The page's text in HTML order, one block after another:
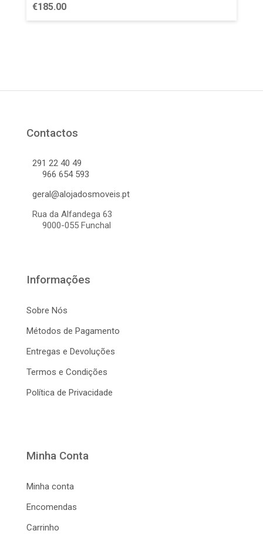
€185.00
Contactos
291 22 40 49
966 654 593
geral@alojadosmoveis.pt
Rua da Alfandega 63
9000-055 Funchal
Informações
Sobre Nós
Métodos de Pagamento
Entregas e Devoluções
Termos e Condições
Política de Privacidade
Minha Conta
Minha conta
Encomendas
Carrinho